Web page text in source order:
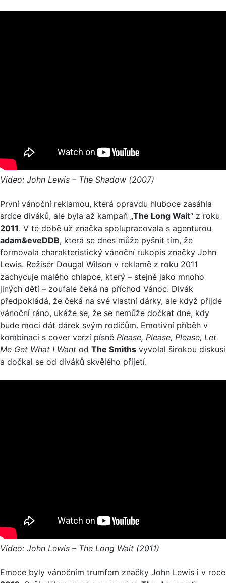
Video: John Lewis – The Shadow (2007)
První vánoční reklamou, která opravdu hluboce zasáhla
srdce diváků, ale byla až kampaň „The Long Wait“ z roku
2011. V té době už značka spolupracovala s agenturou
adam&eveDDB, která se dnes může pyšnit tím, že
formovala charakteristický vánoční rukopis značky John
Lewis. Režisér Dougal Wilson v reklamě z roku 2011
zachycuje malého chlapce, který – stejně jako mnoho
jiných dětí – zoufale čeká na příchod Vánoc. Divák
předpokládá, že čeká na své vlastní dárky, ale když přijde
vánoční ráno, ukáže se, že se nemůže dočkat dne, kdy
bude moci dát dárek svým rodičům. Emotivní příběh v
kombinaci s cover verzí písně Please, Please, Please, Let
Me Get What I Want od The Smiths vyvolal širokou diskusi
a dočkal se od diváků skvělého přijetí.
Video: John Lewis – The Long Wait (2011)
Emoce byly vánočním trumfem značky John Lewis i v roce